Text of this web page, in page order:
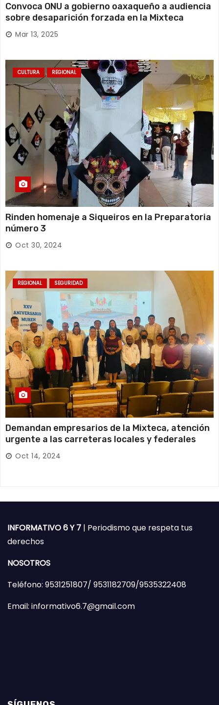
Convoca ONU a gobierno oaxaqueño a audiencia
sobre desaparición forzada en la Mixteca
Mar 13, 2025
CULTURA REGIONAL
Rinden homenaje a Siqueiros en la Preparatoria
número 3
Oct 30, 2024
REGIONAL SEGURIDAD
Demandan empresarios de la Mixteca, atención
urgente a las carreteras locales y federales
Oct 14, 2024
INFORMATIVO 6 Y 7 | Periodismo que respeta tus
derechos
NOSOTROS
Teléfono: 9531251807/ 9531182709/9535322408
Email: informativo6.7@gmail.com